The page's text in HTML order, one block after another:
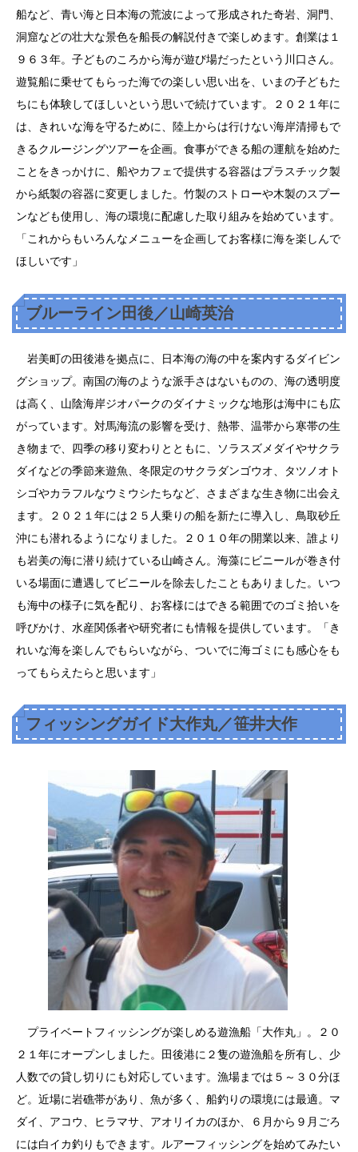
船など、青い海と日本海の荒波によって形成された奇岩、洞門、
洞窟などの壮大な景色を船長の解説付きで楽しめます。創業は１
９６３年。子どものころから海が遊び場だったという川口さん。
遊覧船に乗せてもらった海での楽しい思い出を、いまの子どもた
ちにも体験してほしいという思いで続けています。２０２１年に
は、きれいな海を守るために、陸上からは行けない海岸清掃もで
きるクルージングツアーを企画。食事ができる船の運航を始めた
ことをきっかけに、船やカフェで提供する容器はプラスチック製
から紙製の容器に変更しました。竹製のストローや木製のスプー
ンなども使用し、海の環境に配慮した取り組みを始めています。
「これからもいろんなメニューを企画してお客様に海を楽しんで
ほしいです」
ブルーライン田後／山崎英治
岩美町の田後港を拠点に、日本海の海の中を案内するダイビン
グショップ。南国の海のような派手さはないものの、海の透明度
は高く、山陰海岸ジオパークのダイナミックな地形は海中にも広
がっています。対馬海流の影響を受け、熱帯、温帯から寒帯の生
き物まで、四季の移り変わりとともに、ソラスズメダイやサクラ
ダイなどの季節来遊魚、冬限定のサクラダンゴウオ、タツノオト
シゴやカラフルなウミウシたちなど、さまざまな生き物に出会え
ます。２０２１年には２５人乗りの船を新たに導入し、鳥取砂丘
沖にも潜れるようになりました。２０１０年の開業以来、誰より
も岩美の海に潜り続けている山崎さん。海藻にビニールが巻き付
いる場面に遭遇してビニールを除去したこともありました。いつ
も海中の様子に気を配り、お客様にはできる範囲でのゴミ拾いを
呼びかけ、水産関係者や研究者にも情報を提供しています。「き
れいな海を楽しんでもらいながら、ついでに海ゴミにも感心をも
ってもらえたらと思います」
フィッシングガイド大作丸／笹井大作
プライベートフィッシングが楽しめる遊漁船「大作丸」。２０
２１年にオープンしました。田後港に２隻の遊漁船を所有し、少
人数での貸し切りにも対応しています。漁場までは５～３０分ほ
ど。近場に岩礁帯があり、魚が多く、船釣りの環境には最適。マ
ダイ、アコウ、ヒラマサ、アオリイカのほか、６月から９月ごろ
には白イカ釣りもできます。ルアーフィッシングを始めてみたい